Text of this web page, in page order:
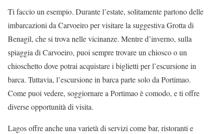
Ti faccio un esempio. Durante l’estate, solitamente partono delle
imbarcazioni da Carvoeiro per visitare la suggestiva Grotta di
Benagil, che si trova nelle vicinanze. Mentre d’inverno, sulla
spiaggia di Carvoeiro, puoi sempre trovare un chiosco o un
chioschetto dove potrai acquistare i biglietti per l’escursione in
barca. Tuttavia, l’escursione in barca parte solo da Portimao.
Come puoi vedere, soggiornare a Portimao è comodo, e ti offre
diverse opportunità di visita.
Lagos offre anche una varietà di servizi come bar, ristoranti e